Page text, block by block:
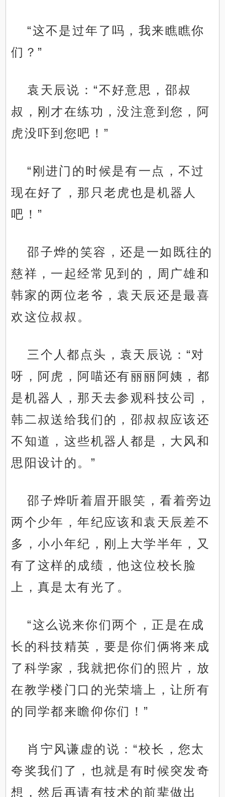
“这不是过年了吗，我来瞧瞧你
们？”
袁天辰说：“不好意思，邵叔
叔，刚才在练功，没注意到您，阿
虎没吓到您吧！”
“刚进门的时候是有一点，不过
现在好了，那只老虎也是机器人
吧！”
邵子烨的笑容，还是一如既往的
慈祥，一起经常见到的，周广雄和
韩家的两位老爷，袁天辰还是最喜
欢这位叔叔。
三个人都点头，袁天辰说：“对
呀，阿虎，阿喵还有丽丽阿姨，都
是机器人，那天去参观科技公司，
韩二叔送给我们的，邵叔叔应该还
不知道，这些机器人都是，大风和
思阳设计的。”
邵子烨听着眉开眼笑，看着旁边
两个少年，年纪应该和袁天辰差不
多，小小年纪，刚上大学半年，又
有了这样的成绩，他这位校长脸
上，真是太有光了。
“这么说来你们两个，正是在成
长的科技精英，要是你们俩将来成
了科学家，我就把你们的照片，放
在教学楼门口的光荣墙上，让所有
的同学都来瞻仰你们！”
肖宁风谦虚的说：“校长，您太
夸奖我们了，也就是有时候突发奇
想，然后再请有技术的前辈做出